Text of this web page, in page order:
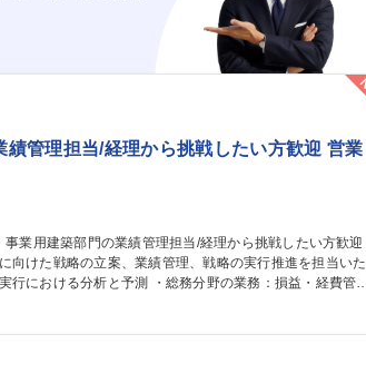
績管理担当/経理から挑戦したい方歓迎 営業
向けた戦略の立案、業績管理、戦略の実行推進を担当いた
）とも連携しながら、賃貸・事業用建築部門全体の業務